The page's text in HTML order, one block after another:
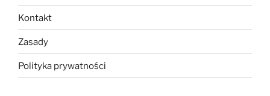
Kontakt
Zasady
Polityka prywatności